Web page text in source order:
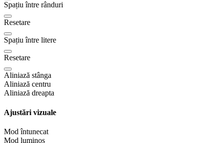
Spațiu între rânduri
Resetare
Spațiu între litere
Resetare
Aliniază stânga
Aliniază centru
Aliniază dreapta
Ajustări vizuale
Mod întunecat
Mod luminos